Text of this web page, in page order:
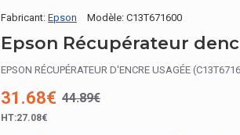
Fabricant: Epson Modèle: C13T671600
Epson Récupérateur
EPSON RÉCUPÉRATEUR D'ENCRE USAGÉE
31.68€ 44.89€
HT:27.08€